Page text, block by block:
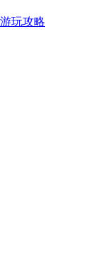
玩攻略